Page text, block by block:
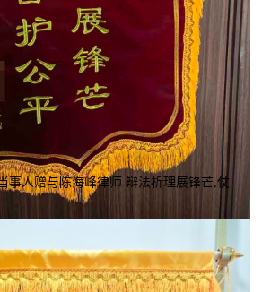
事人赠与陈海峰律师 辩法析理展锋芒,仗